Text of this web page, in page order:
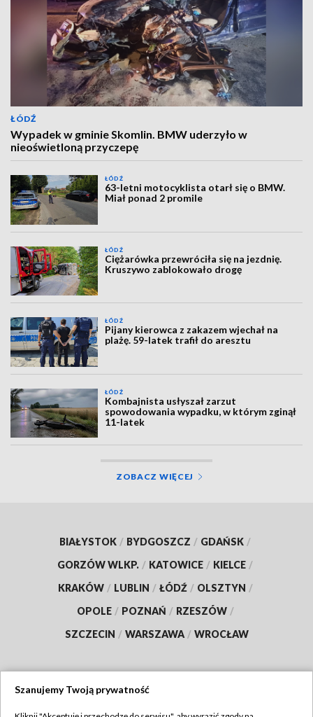
ŁÓDŹ
Wypadek w gminie Skomlin. BMW uderzyło w
nieoświetloną przyczepę
ŁÓDŹ
63-letni motocyklista otarł się o BMW.
Miał ponad 2 promile
ŁÓDŹ
Ciężarówka przewróciła się na jezdnię.
Kruszywo zablokowało drogę
ŁÓDŹ
Pijany kierowca z zakazem wjechał na
plażę. 59-latek trafił do aresztu
ŁÓDŹ
Kombajnista usłyszał zarzut
spowodowania wypadku, w którym zginął
11-latek
ZOBACZ WIĘCEJ
BIAŁYSTOK / BYDGOSZCZ / GDAŃSK /
GORZÓW WLKP. / KATOWICE / KIELCE /
KRAKÓW / LUBLIN / ŁÓDŹ / OLSZTYN /
OPOLE / POZNAŃ / RZESZÓW /
SZCZECIN / WARSZAWA / WROCŁAW
Szanujemy Twoją prywatność